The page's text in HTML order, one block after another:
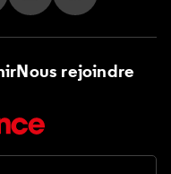
Tok
sur X
nous sur LinkedIn
Suivez nous sur
Suivez nous
Nous rejoindre